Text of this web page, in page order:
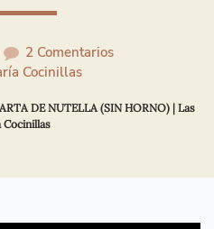
2 Comentarios
Cocinillas
DE NUTELLA (SIN HORNO) | Las
Cocinillas